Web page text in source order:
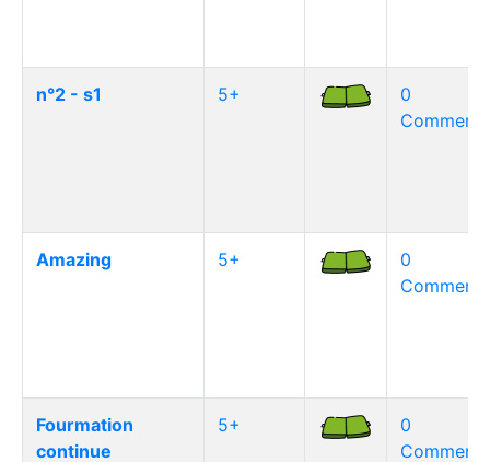
n°2 - s1 5+
0
Amazing 5+
0
Fourmation
continue
5+
0